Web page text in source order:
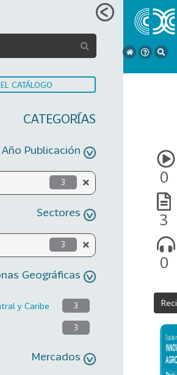
CATÁLOGO
CATEGORÍAS
Año Publicación
3
Sectores
3
Geográficas
y Caribe 3
3
Mercados
0
3
0